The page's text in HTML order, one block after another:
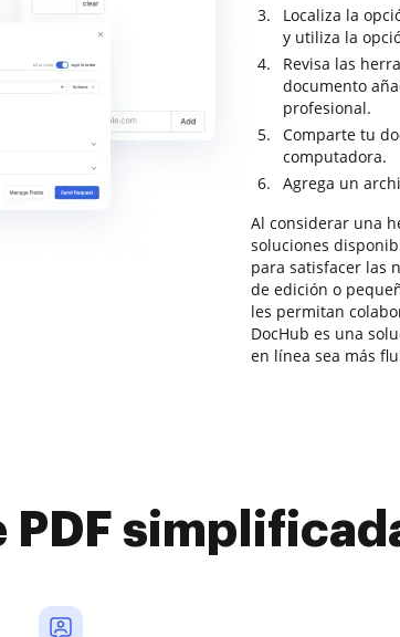
Localiza la
y utiliza la
Revisa las
documento
profesional.
Comparte tu
computadora.
Agrega un
Al considerar una
soluciones
para satisfacer las
de edición o
les permitan
DocHub es una
en línea sea más
PDF